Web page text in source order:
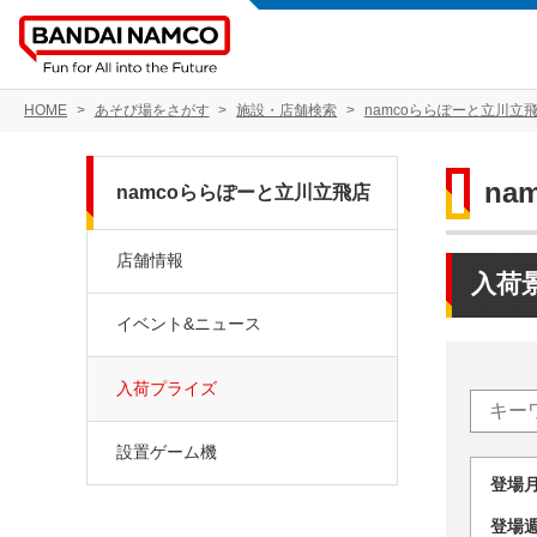
HOME あそび場をさがす 施設・店舗検索 namcoららぽーと立川立
入荷
登
登
namcoららぽーと立川立飛店
店舗情報
イベント&ニュース
入荷プライズ
設置ゲーム機